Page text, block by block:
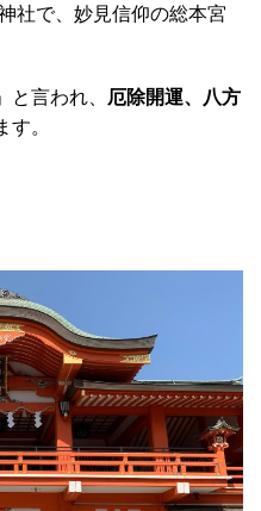
社で、妙見信仰の総本宮
と言われ、 厄除開運、八方
。